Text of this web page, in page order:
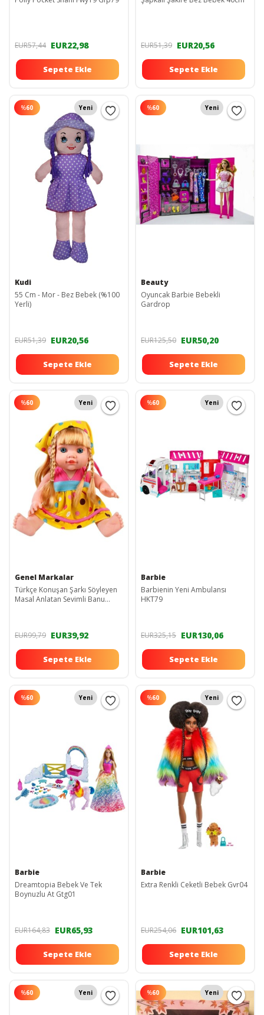
EUR57,44 EUR22,98
Sepete Ekle
EUR51,39 EUR20,56
Sepete Ekle
%60 Yeni
Kudi
55 Cm - Mor - Bez Bebek (%100
Yerli)
EUR51,39 EUR20,56
Sepete Ekle
%60 Yeni
Beauty
Oyuncak Barbie Bebekli
Gardrop
EUR125,50 EUR50,20
Sepete Ekle
%60 Yeni
Genel Markalar
Türkçe Konuşan Şarkı Söyleyen
Masal Anlatan Sevimli Banu
EUR99,79 EUR39,92
Sepete Ekle
%60 Yeni
Barbie
Barbienin Yeni Ambulansı
HKT79
EUR325,15 EUR130,06
Sepete Ekle
%60 Yeni
Barbie
Dreamtopia Bebek Ve Tek
Boynuzlu At Gtg01
EUR164,83 EUR65,93
Sepete Ekle
%60 Yeni
Barbie
Extra Renkli Ceketli Bebek Gvr04
EUR254,06 EUR101,63
Sepete Ekle
%60 Yeni %60 Yeni